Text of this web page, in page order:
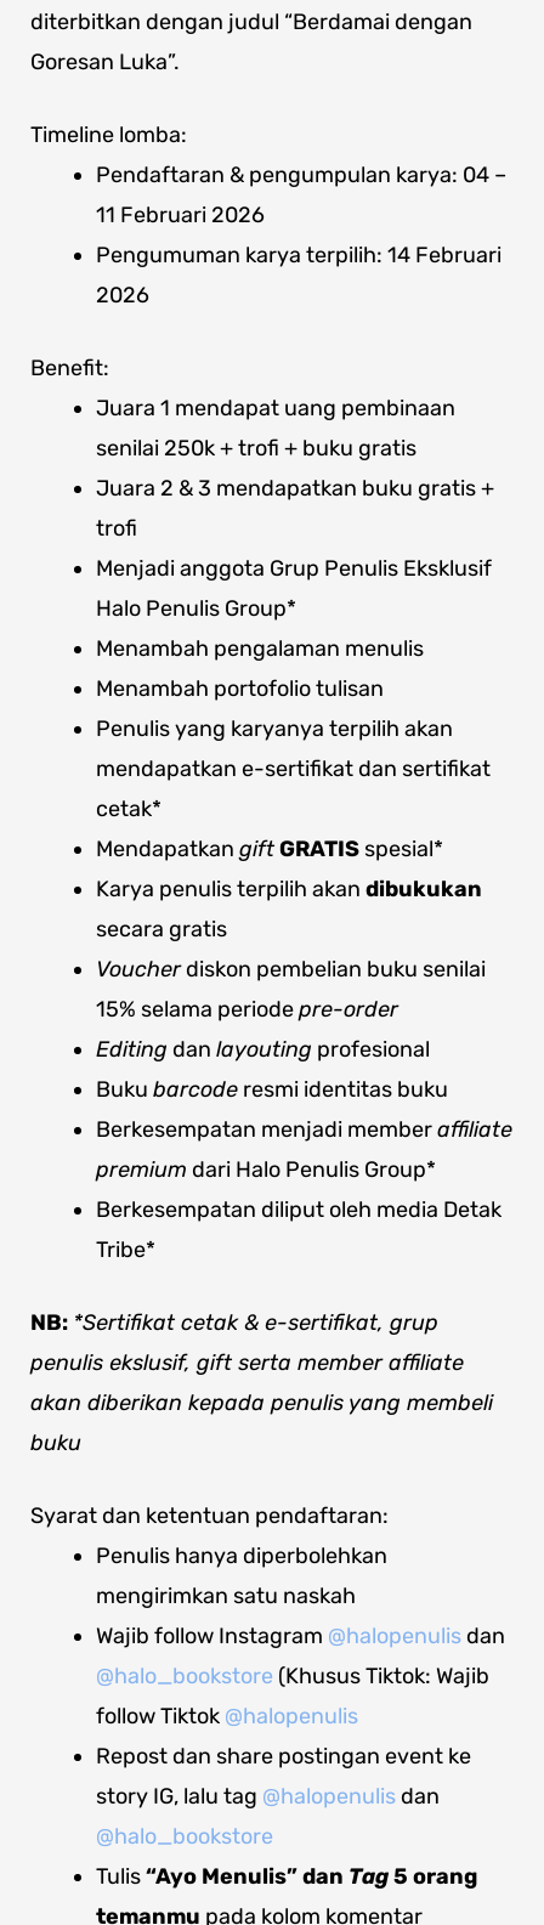
diterbitkan dengan judul “Berdamai dengan
Goresan Luka”.
Timeline lomba:
Pendaftaran & pengumpulan karya: 04 –
11 Februari 2026
Pengumuman karya terpilih: 14 Februari
2026
Benefit:
Juara 1 mendapat uang pembinaan
senilai 250k + trofi + buku gratis
Juara 2 & 3 mendapatkan buku gratis +
trofi
Menjadi anggota Grup Penulis Eksklusif
Halo Penulis Group*
Menambah pengalaman menulis
Menambah portofolio tulisan
Penulis yang karyanya terpilih akan
mendapatkan e-sertifikat dan sertifikat
cetak*
Mendapatkan giftGRATIS spesial*
Karya penulis terpilih akan dibukukan
secara gratis
Voucherdiskon pembelian buku senilai
15% selama periodepre-order
Editing dan layouting profesional
Buku barcode resmi identitas buku
Berkesempatan menjadi memberaffiliate
premium dari Halo Penulis Group*
Berkesempatan diliput oleh media Detak
Tribe*
NB: *Sertifikat cetak & e-sertifikat, grup
penulis ekslusif, gift serta member affiliate
akan diberikan kepada penulis yang membeli
buku
Syarat dan ketentuan pendaftaran:
Penulis hanya diperbolehkan
mengirimkan satu naskah
Wajib follow Instagram @halopenulisdan
@halo_bookstore (Khusus Tiktok: Wajib
follow Tiktok @halopenulis
Repost dan share postingan event ke
story IG, lalu tag @halopenulisdan
@halo_bookstore
Tulis“Ayo Menulis” dan Tag5 orang
temanmu pada kolom komentar